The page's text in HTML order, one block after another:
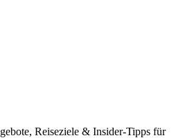
Reiseziele & Insider-Tipps für